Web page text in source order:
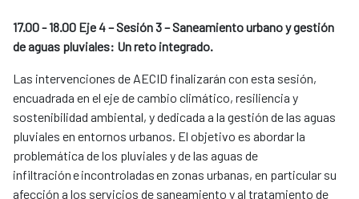
17.00 - 18.00 Eje 4 – Sesión 3 – Saneamiento urbano y gestión
de aguas pluviales: Un reto integrado.
Las intervenciones de AECID finalizarán con esta sesión,
encuadrada en el eje de cambio climático, resiliencia y
sostenibilidad ambiental, y dedicada a la gestión de las aguas
pluviales en entornos urbanos. El objetivo es abordar la
problemática de los pluviales y de las aguas de
infiltración e incontroladas en zonas urbanas, en particular su
afección a los servicios de saneamiento y al tratamiento de